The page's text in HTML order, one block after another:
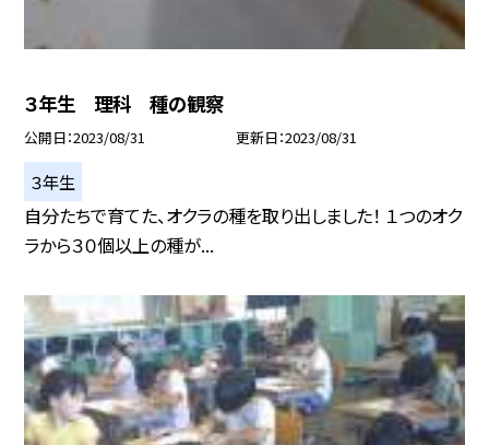
３年生 理科 種の観察
公開日 2023/08/31 更新日 2023/08/31
３年生
自分たちで育てた、オクラの種を取り出しました！ １つのオク
ラから３０個以上の種が...